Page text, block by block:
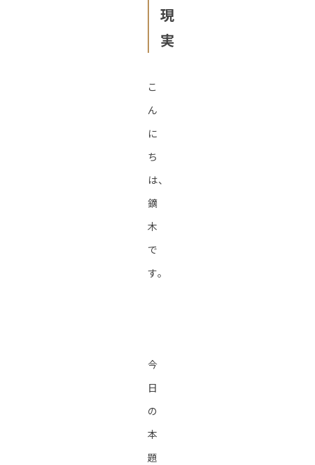
現
実
こ
ん
に
ち
は、
鏑
木
で
す。
今
日
の
本
題